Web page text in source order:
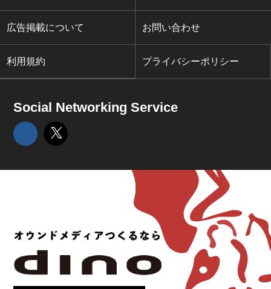
広告掲載について お問い合わせ
利用規約 プライバシーポリシー
Social Networking Service